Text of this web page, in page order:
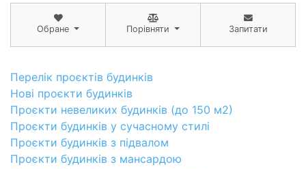
Обране Порівняти Запитати
Перелік проєктів будинків
Нові проєкти будинків
Проєкти невеликих будинків (до 150 м2)
Проєкти будинків у сучасному стилі
Проєкти будинків з підвалом
Проєкти будинків з мансардою